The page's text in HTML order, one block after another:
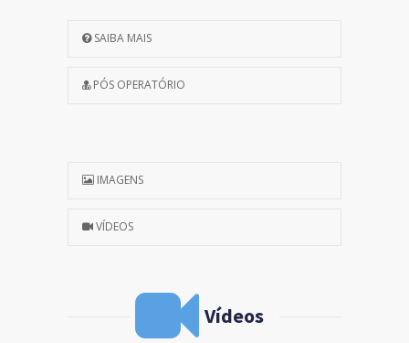
SAIBA MAIS
PÓS OPERATÓRIO
IMAGENS
VÍDEOS
Vídeos